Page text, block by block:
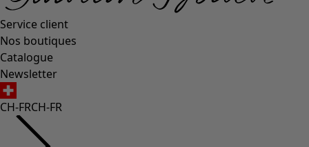
Service client
Nos boutiques
Catalogue
Newsletter
CH-FRCH-FR